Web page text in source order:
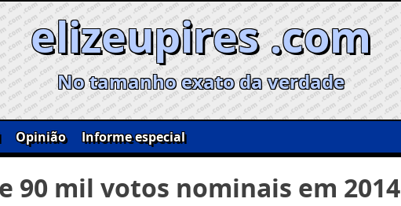
elizeupires .com
No tamanho exato da verdade
Opinião
Informe especial
90 mil votos nominais em 2014